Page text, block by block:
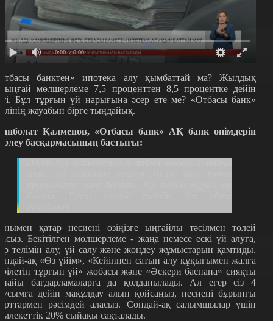
0:00 / 0:00
банктен» ипотека алу қымбаттай ма? Жылдық
мөлшерлеме 7,5 проценттен 8,5 процентке дейін
Бұл тұрғын үй нарығына әсер ете ме? «Отбасы банк»
жауабын бірге тыңдайық.
Қалменов, «Отбасы банк» АҚ банк өнімдерін
басқармасының бастығы:
қатар несиені өзіңізге ыңғайлы тәсілмен төлей
Бекітілген мөлшерлеме - жаңа немесе ескі үй алуға,
телімін алу, үй салу және жөндеу жұмыстарын қамтиды.
ақ «Өз үйім», «Кейіннен сатып алу құқығымен жалға
тұрғын үй» жобасы және «Әскери баспана»сияқты
бағдарламаларға да қолданылады. Ал егер сіз 4
дейін мақұлдау алып қойсаңыз, несиені бұрынғы
рәсімдей аласыз. Сондай-ақ салымшылар үшін
20% сыйақы сақталады.